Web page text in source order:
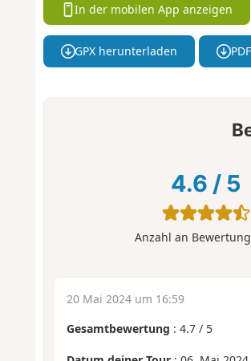
In der mobilen App anzeigen
GPX herunterladen
4.6 / 5
Anzahl an
20 Mai 2024 um 16:59
Gesamtbewertung : 4.7/ 5